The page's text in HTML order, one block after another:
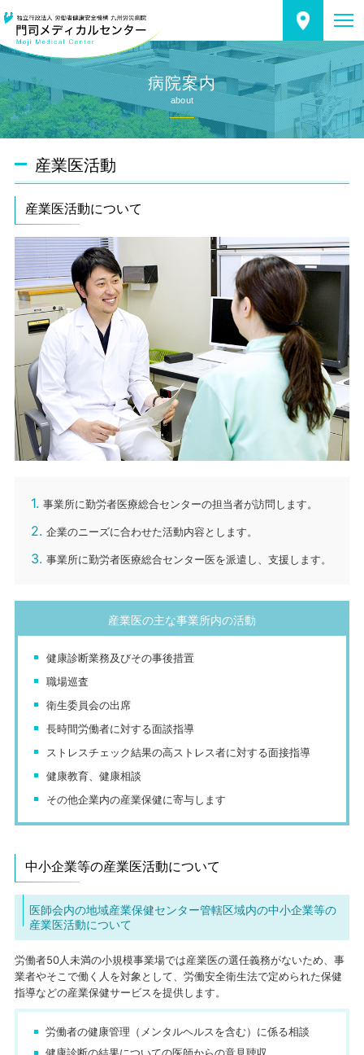
病院案内
about
産業医活動
産業医活動について
1. 事業所に勤労者医療総合センターの担当者が訪問します。
2. 企業のニーズに合わせた活動内容とします。
3. 事業所に勤労者医療総合センター医を派遣し、支援します。
産業医の主な事業所内の活動
健康診断業務及びその事後措置
職場巡査
衛生委員会の出席
長時間労働者に対する面談指導
ストレスチェック結果の高ストレス者に対する面接指導
健康教育、健康相談
その他企業内の産業保健に寄与します
中小企業等の産業医活動について
医師会内の地域産業保健センター管轄区域内の中小企業等の
産業医活動について
労働者50人未満の小規模事業場では産業医の選任義務がないため、事
業者やそこで働く人を対象として、労働安全衛生法で定められた保健
指導などの産業保健サービスを提供します。
労働者の健康管理（メンタルヘルスを含む）に係る相談
健康診断の結果についての医師からの意見聴収